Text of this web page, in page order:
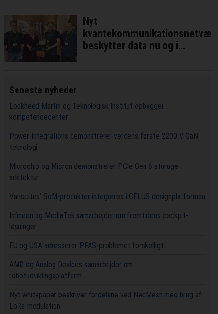
Nyt
beskytter data nu og i
Seneste nyheder
Lockheed Martin og Teknologisk Institut opbygger
kompetencecenter
Power Integrations demonstrerer verdens første 2200 V GaN-
teknologi
Microchip og Micron demonstrerer PCIe Gen 6 storage-
arkitektur
Variscites' SoM-produkter integreres i CELUS designplatformen
Infineon og MediaTek samarbejder om fremtidens cockpit-
løsninger
EU og USA adresserer PFAS-problemet forskelligt
AMD og Analog Devices samarbejder om
robotudviklingsplatform
Nyt whitepaper beskriver fordelene ved NeoMesh med brug af
LoRa-modulation